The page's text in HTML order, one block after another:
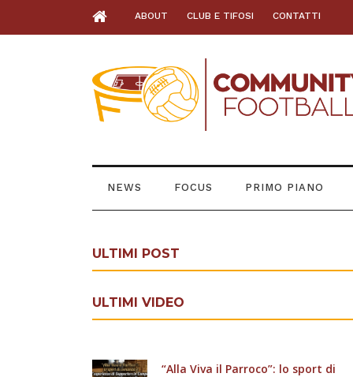
ABOUT CLUB E TIFOSI CONTATTI
NEWS FOCUS PRIMO PIANO
ULTIMI POST
ULTIMI VIDEO
“Alla Viva il Parroco”: lo sport di